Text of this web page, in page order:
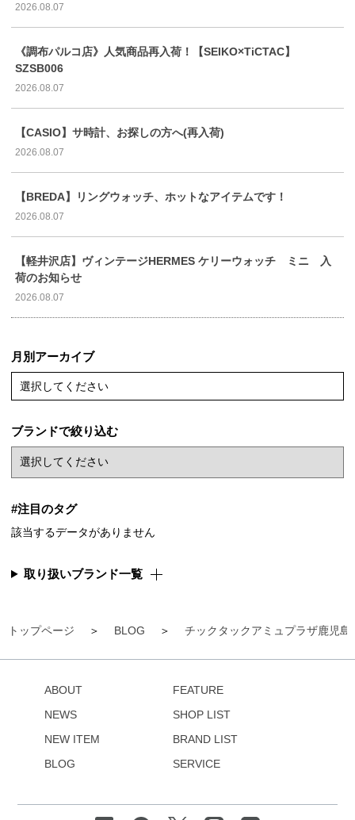
トップページ BLOG チックタックアミュプラザ鹿児島
2026.08.07
《調布パルコ店》人気商品再入荷！【SEIKO×TiCTAC】
SZSB006
2026.08.07
【CASIO】サ時計、お探しの方へ(再入荷)
2026.08.07
【BREDA】リングウォッチ、ホットなアイテムです！
2026.08.07
【軽井沢店】ヴィンテージHERMES ケリーウォッチ ミニ 入
荷のお知らせ
2026.08.07
月別アーカイブ
選択してください
ブランドで絞り込む
#注目のタグ
該当するデータがありません
取り扱いブランド一覧
ABOUT
NEWS
NEW ITEM
BLOG
FEATURE
SHOP LIST
BRAND LIST
SERVICE